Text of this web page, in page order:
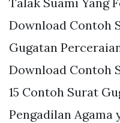
Download Contoh
Gugatan
Download Contoh
15 Contoh Surat
Pengadilan Agama